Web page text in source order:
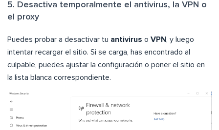
5. Desactiva temporalmente el antivirus, la VPN o
el proxy
Puedes probar a desactivar tu antivirus o VPN
, y luego
intentar recargar el sitio. Si se carga, has encontrado al
culpable, puedes ajustar la configuración o poner el sitio en
la lista blanca correspondiente.